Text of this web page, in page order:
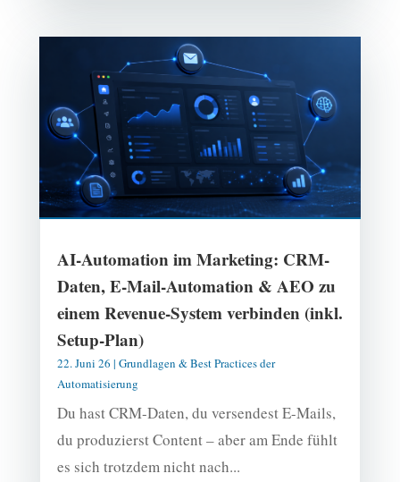
AI-Automation im Marketing: CRM-
Daten, E-Mail-Automation & AEO zu
einem Revenue-System verbinden (inkl.
Setup-Plan)
22. Juni 26 | Grundlagen & Best Practices der
Automatisierung
Du hast CRM-Daten, du versendest E-Mails,
du produzierst Content – aber am Ende fühlt
es sich trotzdem nicht nach...